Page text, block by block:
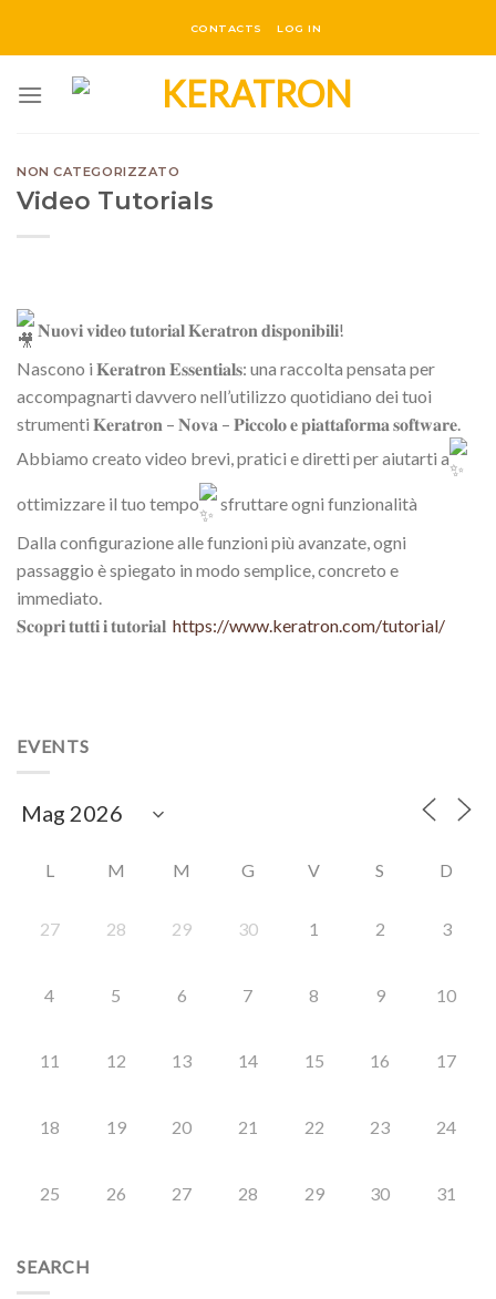
CONTACTS LOG IN
NON CATEGORIZZATO
Video Tutorials
𝐍𝐮𝐨𝐯𝐢 𝐯𝐢𝐝𝐞𝐨 𝐭𝐮𝐭𝐨𝐫𝐢𝐚𝐥 𝐊𝐞𝐫𝐚𝐭𝐫𝐨𝐧 𝐝𝐢𝐬𝐩𝐨𝐧𝐢𝐛𝐢𝐥𝐢!
Nascono i 𝐊𝐞𝐫𝐚𝐭𝐫𝐨𝐧 𝐄𝐬𝐬𝐞𝐧𝐭𝐢𝐚𝐥𝐬: una raccolta pensata per
accompagnarti davvero nell’utilizzo quotidiano dei tuoi
strumenti 𝐊𝐞𝐫𝐚𝐭𝐫𝐨𝐧 – 𝐍𝐨𝐯𝐚 – 𝐏𝐢𝐜𝐜𝐨𝐥𝐨 𝐞 𝐩𝐢𝐚𝐭𝐭𝐚𝐟𝐨𝐫𝐦𝐚 𝐬𝐨𝐟𝐭𝐰𝐚𝐫𝐞.
Abbiamo creato video brevi, pratici e diretti per aiutarti a
ottimizzare il tuo tempo
sfruttare ogni funzionalità
Dalla configurazione alle funzioni più avanzate, ogni
passaggio è spiegato in modo semplice, concreto e
immediato.
𝐒𝐜𝐨𝐩𝐫𝐢 𝐭𝐮𝐭𝐭𝐢 𝐢 𝐭𝐮𝐭𝐨𝐫𝐢𝐚𝐥 https://www.keratron.com/tutorial/
EVENTS
L M M G V S D
27 28 29 30 1 2 3
4 5 6 7 8 9 10
11 12 13 14 15 16 17
18 19 20 21 22 23 24
25 26 27 28 29 30 31
SEARCH